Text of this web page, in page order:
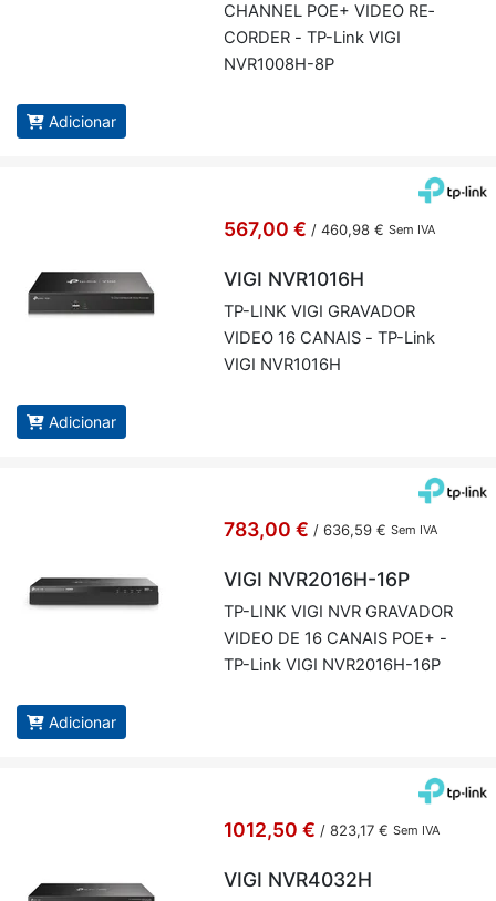
CHANNEL POE+ VIDEO RE­
CORDER - TP-Link VIGI
NVR1008H-8P
Adicionar
567,00 € / 460,98 € Sem IVA
VIGI NVR1016H
TP-LINK VIGI GRA­VADOR
VIDEO 16 CA­NAIS - TP-Link
VIGI NVR1016H
Adicionar
783,00 € / 636,59 € Sem IVA
VIGI NVR2016H-16P
TP-LINK VIGI NVR GRA­VADOR
VIDEO DE 16 CA­NAIS POE+ -
TP-Link VIGI NVR2016H-16P
Adicionar
1012,50 € / 823,17 € Sem IVA
VIGI NVR4032H